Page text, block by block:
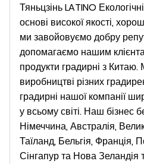
Тяньцзінь LATINO
основі високої якості,
ми завойовуємо добру
допомагаємо нашим
продукти градирні з Китаю.
виробництві різних
градирні нашої компанії
у всьому світі. Наш бізнес
Німеччина, Австралія,
Таїланд, Бельгія, Франція,
Сінгапур та Нова Зеландія